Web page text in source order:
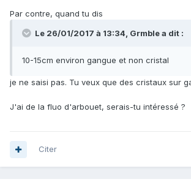
Par contre, quand tu dis
Le 26/01/2017 à 13:34, Grmblea dit :
10-15cm environ gangue et non cristal
je ne saisi pas. Tu veux que des cristaux sur
J'ai de la fluo d'arbouet, serais-tu intéressé ?
Citer